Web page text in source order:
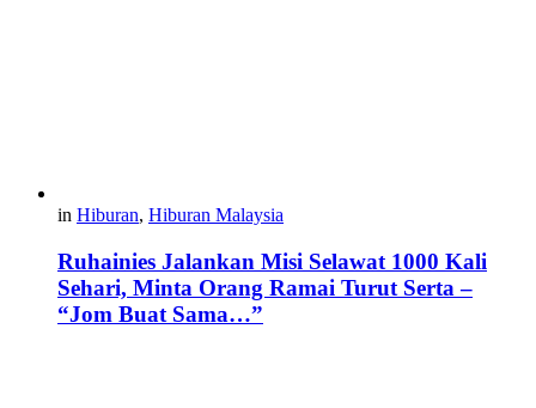
in Hiburan, Hiburan Malaysia
Ruhainies Jalankan Misi Selawat 1000 Kali
Sehari, Minta Orang Ramai Turut Serta –
“Jom Buat Sama…”